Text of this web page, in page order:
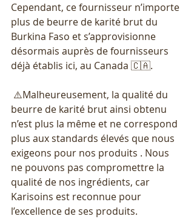
Cependant, ce fournisseur n’importe
plus de beurre de karité brut du
Burkina Faso et s’approvisionne
désormais auprès de fournisseurs
déjà établis ici, au Canada 🇨🇦.
beurre de karité brut ainsi obtenu
n’est plus la même et ne correspond
plus aux standards élevés que nous
exigeons pour nos produits . Nous
ne pouvons pas compromettre la
qualité de nos ingrédients, car
Karisoins est reconnue pour
l’excellence de ses produits.